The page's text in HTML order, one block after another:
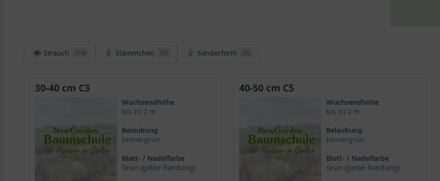
Strauch (14) Stämmchen (5) Sonderform (3)
30-40 cm C3
Wuchsendhöhe
bis zu 2 m
Belaubung
Immergrün
Blatt- / Nadelfarbe
Grün (gelbe Randung)
40-50 cm C5
Wuchsendhöhe
bis zu 2 m
Belaubung
Immergrün
Blatt- / Nadelfarbe
Grün (gelbe Randung)